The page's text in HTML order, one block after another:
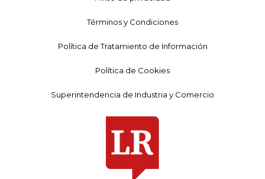
Términos y Condiciones
Política de Tratamiento de Información
Política de Cookies
Superintendencia de Industria y Comercio